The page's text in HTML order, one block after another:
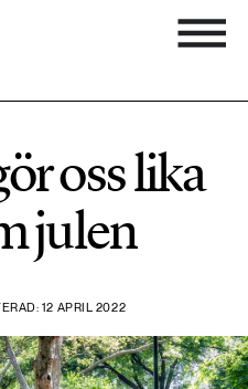
oss lika
julen
12 APRIL 2022